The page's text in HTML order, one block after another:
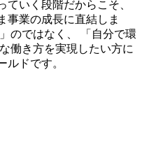
ていく段階だからこそ、
事業の成長に直結しま
のではなく、
「自分で環
働き方を実現したい方に
ルドです。